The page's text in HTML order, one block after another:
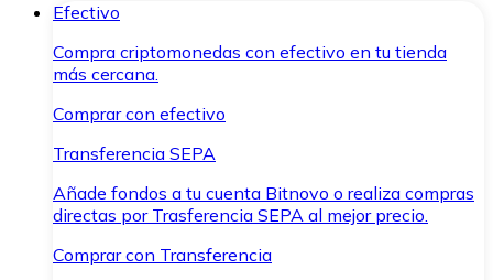
Efectivo
Compra criptomonedas con efectivo en tu tienda
más cercana.
Comprar con efectivo
Transferencia SEPA
Añade fondos a tu cuenta Bitnovo o realiza compras
directas por Trasferencia SEPA al mejor precio.
Comprar con Transferencia